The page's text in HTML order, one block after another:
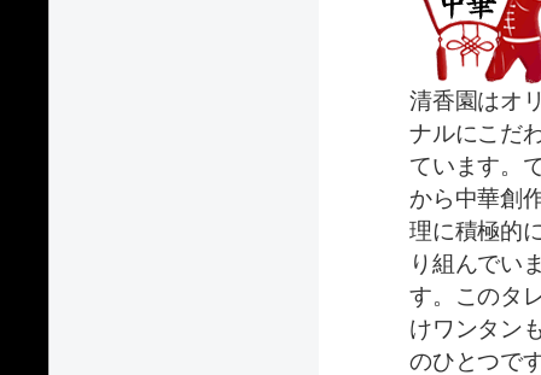
清香園はオ
ナルにこだ
ています。
から中華創
理に積極的
り組んでい
す。このタ
けワンタン
のひとつで